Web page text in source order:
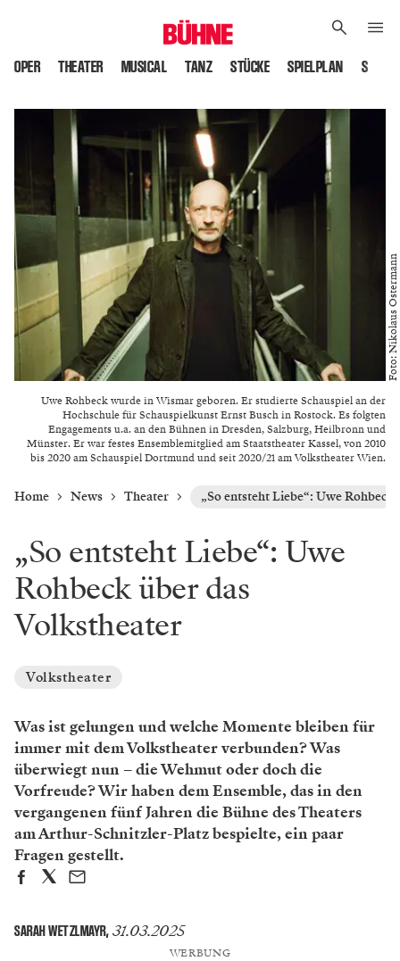
OPER THEATER MUSICAL TANZ STÜCKE SPIELPLAN
Uwe Rohbeck wurde in Wismar geboren. Er studierte Schauspiel an der
Hochschule für Schauspielkunst Ernst Busch in Rostock. Es folgten
Engagements u.a. an den Bühnen in Dresden, Salzburg, Heilbronn und
Münster. Er war festes Ensemblemitglied am Staatstheater Kassel, von 2010
bis 2020 am Schauspiel Dortmund und seit 2020/21 am Volkstheater Wien.
Foto: Nikolaus Ostermann
Home News Theater „So entsteht Liebe“: Uwe Rohbeck
„So entsteht Liebe“: Uwe
Rohbeck über das
Volkstheater
Volkstheater
Was ist gelungen und welche Momente bleiben für
immer mit dem Volkstheater verbunden? Was
überwiegt nun – die Wehmut oder doch die
Vorfreude? Wir haben dem Ensemble, das in den
vergangenen fünf Jahren die Bühne des Theaters
am Arthur-Schnitzler-Platz bespielte, ein paar
Fragen gestellt.
SARAH WETZLMAYR, 31.03.2025
WERBUNG